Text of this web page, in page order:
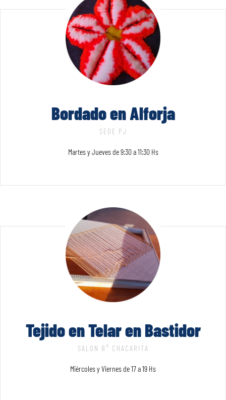
Bordado en Alforja
SEDE PJ
Martes y Jueves de 9:30 a 11:30 Hs
Tejido en Telar en Bastidor
SALON B° CHACARITA
Miércoles y Viernes de 17 a 19 Hs